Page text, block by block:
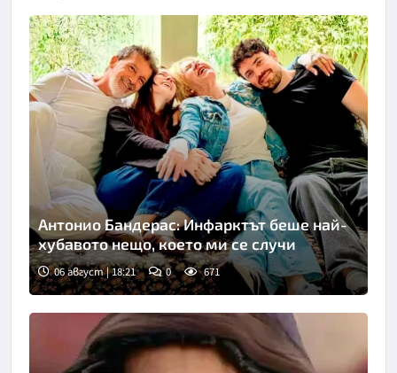
Снимка: Инстаграм
Антонио Бандерас: Инфарктът беше най-
хубавото нещо, което ми се случи
06 август | 18:21 0 671